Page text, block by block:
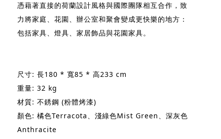
憑藉著直接的荷蘭設計風格與國際團隊相互合作，致
力將家庭、花園、辦公室和聚會變成更快樂的地方：
包括家具、燈具、家居飾品與花園家具。
尺寸: 長180 * 寬85 * 高233 cm
重量: 32 kg
材質: 不銹鋼 (粉體烤漆)
顏色: 橘色Terracota、淺綠色Mist Green、深灰色
Anthracite